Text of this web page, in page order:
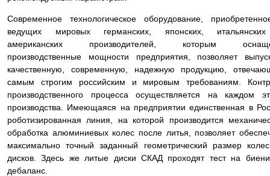
Современное технологическое оборудование,
ведущих мировых германских, японских,
американских производителей, которым
производственные мощности предприятия, позволяет
качественную, современную, надежную продукцию,
самым строгим российским и мировым требованиям.
производственного процесса осуществляется на каждом
производства. Имеющаяся на предприятии единственная в
роботизированная линия, на которой производится
обработка алюминиевых колес после литья, позволяет
максимально точный заданный геометрический размер
дисков. Здесь же литые диски СКАД проходят тест на
дебаланс.